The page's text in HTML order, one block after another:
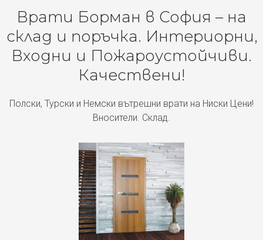
Врати Борман в София – на
склад и поръчка. Интериорни,
Входни и Пожароустойчиви.
Качествени!
Полски, Турски и Немски вътрешни врати на Ниски Цени!
Вносители. Склад.